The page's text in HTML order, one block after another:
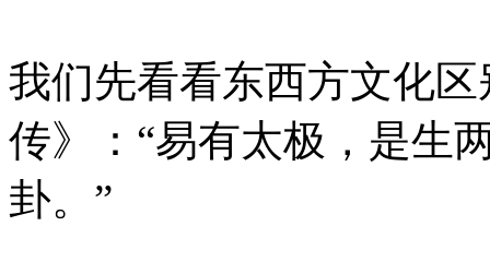
我们先看看东西方文化
传》：“易有太极，是生
卦。”